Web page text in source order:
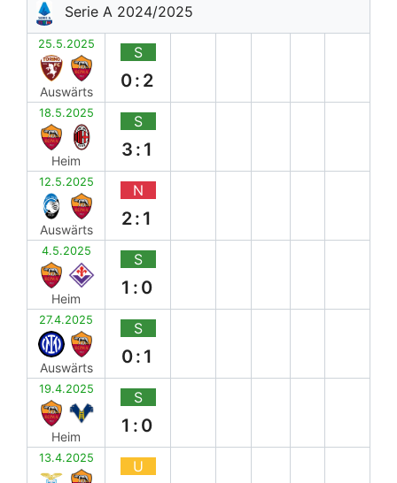
Serie A 2024/2025
25.5.2025
Auswärts
S
0:2
18.5.2025
Heim
S
3:1
12.5.2025
Auswärts
N
2:1
4.5.2025
Heim
S
1:0
27.4.2025
Auswärts
S
0:1
19.4.2025
Heim
S
1:0
13.4.2025 U